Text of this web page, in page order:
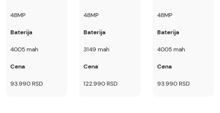
48MP
Baterija
4005 mah
Cena
93.990 RSD
48MP
Baterija
3149 mah
Cena
122.990 RSD
48MP
Baterija
4005 mah
Cena
93.990 RSD